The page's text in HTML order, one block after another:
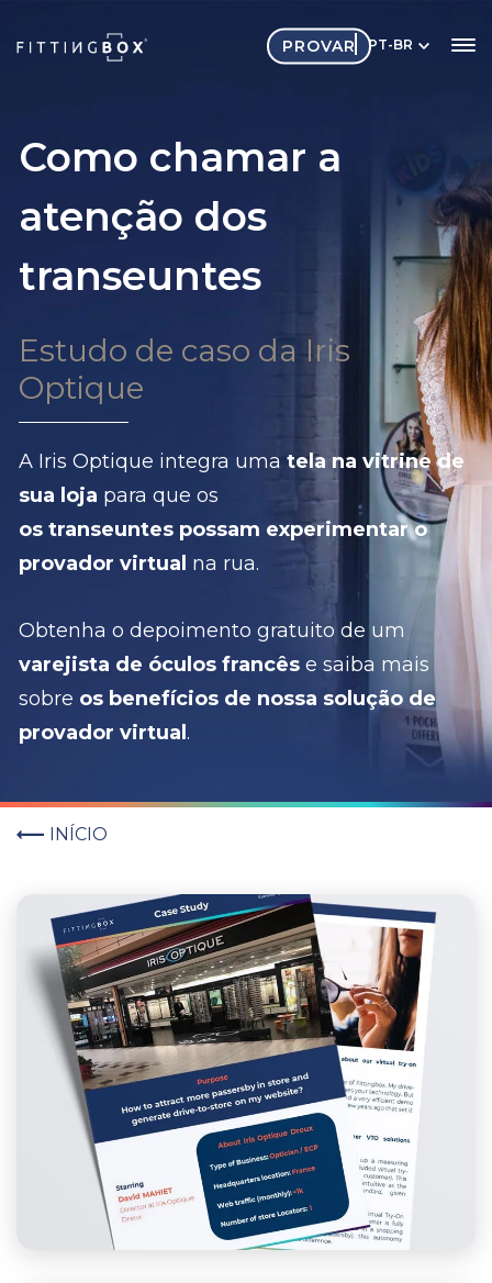
PT-BR
PROVAR
Como chamar a
atenção dos
transeuntes
Estudo de caso da Iris
Optique
A Iris Optique integra uma tela na vitrine de
sua loja para que os
os transeuntes possam experimentar o
provador virtual na rua.
Obtenha o depoimento gratuito de um
varejista de óculos francês e saiba mais
sobre os benefícios de nossa solução de
provador virtual .
INÍCIO